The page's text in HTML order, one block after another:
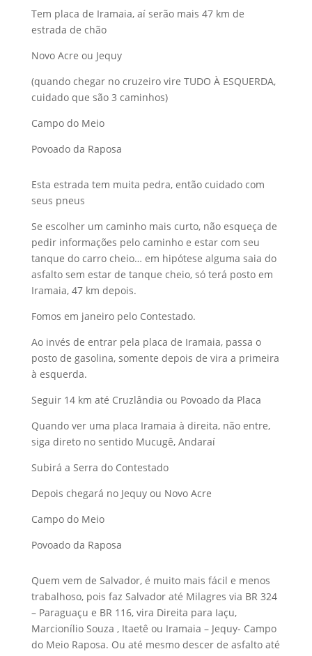
Tem placa de Iramaia, aí serão mais 47 km de
estrada de chão
Novo Acre ou Jequy
(quando chegar no cruzeiro vire TUDO À ESQUERDA,
cuidado que são 3 caminhos)
Campo do Meio
Povoado da Raposa
Esta estrada tem muita pedra, então cuidado com
seus pneus
Se escolher um caminho mais curto, não esqueça de
pedir informações pelo caminho e estar com seu
tanque do carro cheio… em hipótese alguma saia do
asfalto sem estar de tanque cheio, só terá posto em
Iramaia, 47 km depois.
Fomos em janeiro pelo Contestado.
Ao invés de entrar pela placa de Iramaia, passa o
posto de gasolina, somente depois de vira a primeira
à esquerda.
Seguir 14 km até Cruzlândia ou Povoado da Placa
Quando ver uma placa Iramaia à direita, não entre,
siga direto no sentido Mucugê, Andaraí
Subirá a Serra do Contestado
Depois chegará no Jequy ou Novo Acre
Campo do Meio
Povoado da Raposa
Quem vem de Salvador, é muito mais fácil e menos
trabalhoso, pois faz Salvador até Milagres via BR 324
– Paraguaçu e BR 116, vira Direita para Iaçu,
Marcionílio Souza , Itaetê ou Iramaia – Jequy- Campo
do Meio Raposa. Ou até mesmo descer de asfalto até